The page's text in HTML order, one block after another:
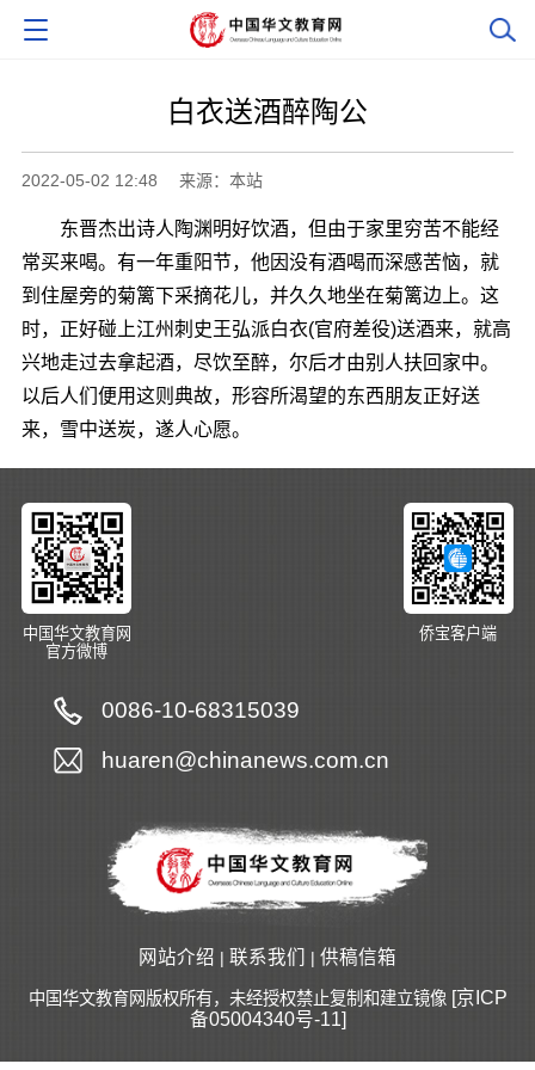
白衣送酒醉陶公
2022-05-02 12:48 来源：本站
东晋杰出诗人陶渊明好饮酒，但由于家里穷苦不能经
常买来喝。有一年重阳节，他因没有酒喝而深感苦恼，就
到住屋旁的菊篱下采摘花儿，并久久地坐在菊篱边上。这
时，正好碰上江州刺史王弘派白衣(官府差役)送酒来，就高
兴地走过去拿起酒，尽饮至醉，尔后才由别人扶回家中。
以后人们便用这则典故，形容所渴望的东西朋友正好送
来，雪中送炭，遂人心愿。
中国华文教育网
官方微博
侨宝客户端
0086-10-68315039
huaren@chinanews.com.cn
网站介绍 | 联系我们 | 供稿信箱
中国华文教育网版权所有，未经授权禁止复制和建立镜像 [京ICP
备05004340号-11]